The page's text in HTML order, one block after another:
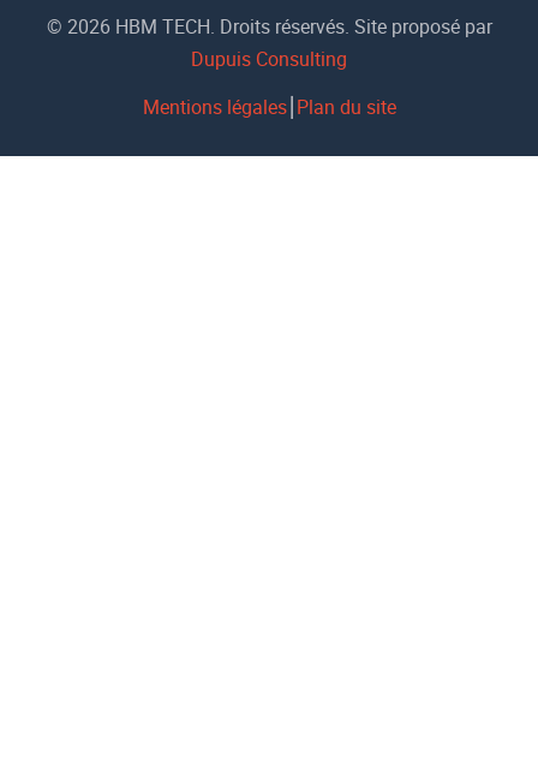
© 2026 HBM TECH. Droits réservés. Site proposé par
Dupuis Consulting
Mentions légales⎮ Plan du site